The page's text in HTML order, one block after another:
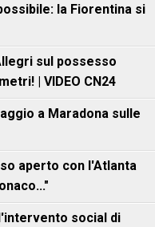
la Fiorentina si
sul possesso
| VIDEO CN24
a Maradona sulle
aperto con l'Atlanta
social di